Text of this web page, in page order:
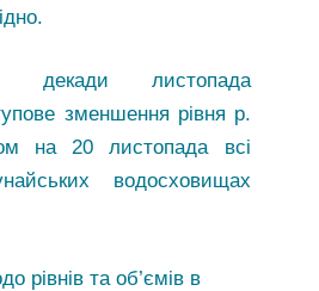
декади листопада
зменшення рівня р.
на 20 листопада всі
водосховищах
рівнів та об’ємів в